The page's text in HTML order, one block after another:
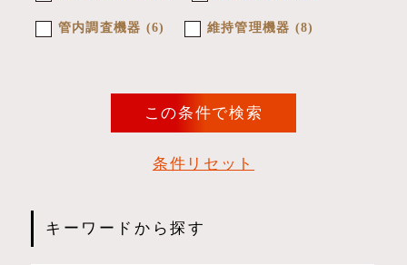
管内調査機器 (6) 維持管理機器 (8)
条件リセット
キーワードから探す